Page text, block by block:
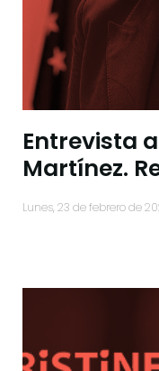
Entrevista
Martínez.
lunes, 23 de febrero de